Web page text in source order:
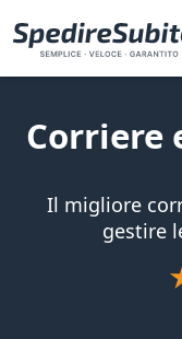
Corriere
Il migliore
gestire